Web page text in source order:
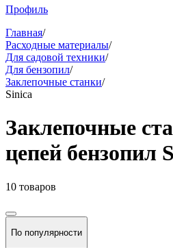
Профиль
Главная/
Расходные материалы/
Для садовой техники/
Для бензопил/
Заклепочные станки/
Sinica
Заклепочные
цепей бензопил
10 товаров
По популярности